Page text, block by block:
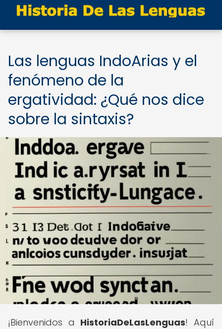
Las lenguas IndoArias y el
fenómeno de la
ergatividad: ¿Qué nos dice
sobre la sintaxis?
¡Bienvenidos a HistoriaDeLasLenguas! Aquí